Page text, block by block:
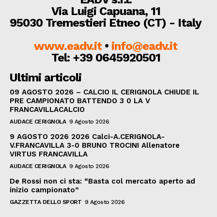
Via Luigi Capuana, 11
95030 Tremestieri Etneo (CT) - Italy
www.eadv.it• info@eadv.it
Tel: +39 0645920501
Ultimi articoli
09 AGOSTO 2026 – CALCIO IL CERIGNOLA CHIUDE IL
PRE CAMPIONATO BATTENDO 3 0 LA V
FRANCAVILLACALCIO
AUDACE CERIGNOLA 9 Agosto 2026
9 AGOSTO 2026 2026 Calci-A.CERIGNOLA-
V.FRANCAVILLA 3-0 BRUNO TROCINI Allenatore
VIRTUS FRANCAVILLA
AUDACE CERIGNOLA 9 Agosto 2026
De Rossi non ci sta: “Basta col mercato aperto ad
inizio campionato”
GAZZETTA DELLO SPORT 9 Agosto 2026